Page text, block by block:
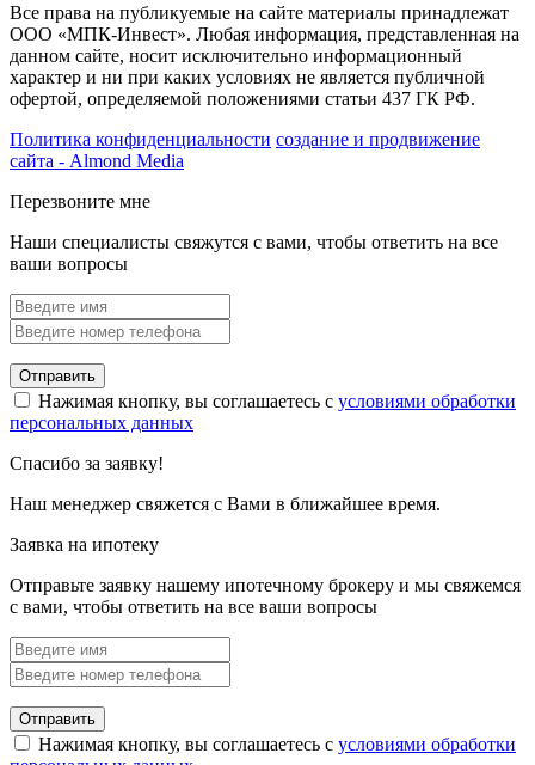
Все права на публикуемые на сайте материалы принадлежат
ООО «МПК-Инвест». Любая информация, представленная на
данном сайте, носит исключительно информационный
характер и ни при каких условиях не является публичной
офертой, определяемой положениями статьи 437 ГК РФ.
Политика конфиденциальности создание и продвижение
сайта - Almond Media
Перезвоните мне
Наши специалисты свяжутся с вами, чтобы ответить на все
ваши вопросы
Отправить
Нажимая кнопку, вы соглашаетесь с условиями обработки
персональных данных
Спасибо за заявку!
Наш менеджер свяжется с Вами в ближайшее время.
Заявка на ипотеку
Отправьте заявку нашему ипотечному брокеру и мы свяжемся
с вами, чтобы ответить на все ваши вопросы
Отправить
Нажимая кнопку, вы соглашаетесь с условиями обработки